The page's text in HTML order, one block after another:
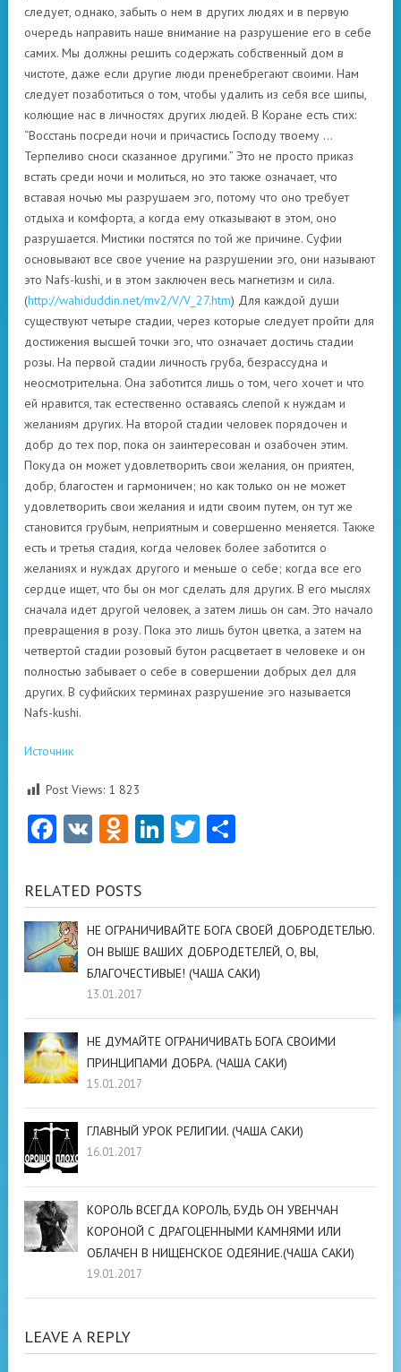
следует, однако, забыть о нем в других людях и в первую
очередь направить наше внимание на разрушение его в себе
самих. Мы должны решить содержать собственный дом в
чистоте, даже если другие люди пренебрегают своими. Нам
следует позаботиться о том, чтобы удалить из себя все шипы,
колющие нас в личностях других людей. В Коране есть стих:
“Восстань посреди ночи и причастись Господу твоему …
Терпеливо сноси сказанное другими.” Это не просто приказ
встать среди ночи и молиться, но это также означает, что
вставая ночью мы разрушаем эго, потому что оно требует
отдыха и комфорта, а когда ему отказывают в этом, оно
разрушается. Мистики постятся по той же причине. Суфии
основывают все свое учение на разрушении эго, они называют
это Nafs-kushi, и в этом заключен весь магнетизм и сила.
(http://wahiduddin.net/mv2/V/V_27.htm) Для каждой души
существуют четыре стадии, через которые следует пройти для
достижения высшей точки эго, что означает достичь стадии
розы. На первой стадии личность груба, безрассудна и
неосмотрительна. Она заботится лишь о том, чего хочет и что
ей нравится, так естественно оставаясь слепой к нуждам и
желаниям других. На второй стадии человек порядочен и
добр до тех пор, пока он заинтересован и озабочен этим.
Покуда он может удовлетворить свои желания, он приятен,
добр, благостен и гармоничен; но как только он не может
удовлетворить свои желания и идти своим путем, он тут же
становится грубым, неприятным и совершенно меняется. Также
есть и третья стадия, когда человек более заботится о
желаниях и нуждах другого и меньше о себе; когда все его
сердце ищет, что бы он мог сделать для других. В его мыслях
сначала идет другой человек, а затем лишь он сам. Это начало
превращения в розу. Пока это лишь бутон цветка, а затем на
четвертой стадии розовый бутон расцветает в человеке и он
полностью забывает о себе в совершении добрых дел для
других. В суфийских терминах разрушение эго называется
Nafs-kushi.
Источник
Post Views: 1 823
Facebook
VK Odnoklassniki
LinkedIn
Twitter
RELATED POSTS
НЕ ОГРАНИЧИВАЙТЕ БОГА СВОЕЙ ДОБРОДЕТЕЛЬЮ.
ОН ВЫШЕ ВАШИХ ДОБРОДЕТЕЛЕЙ, О, ВЫ,
БЛАГОЧЕСТИВЫЕ! (ЧАША САКИ)
13.01.2017
НЕ ДУМАЙТЕ ОГРАНИЧИВАТЬ БОГА СВОИМИ
ПРИНЦИПАМИ ДОБРА. (ЧАША САКИ)
15.01.2017
ГЛАВНЫЙ УРОК РЕЛИГИИ. (ЧАША САКИ)
16.01.2017
КОРОЛЬ ВСЕГДА КОРОЛЬ, БУДЬ ОН УВЕНЧАН
КОРОНОЙ С ДРАГОЦЕННЫМИ КАМНЯМИ ИЛИ
ОБЛАЧЕН В НИЩЕНСКОЕ ОДЕЯНИЕ.(ЧАША САКИ)
19.01.2017
LEAVE A REPLY